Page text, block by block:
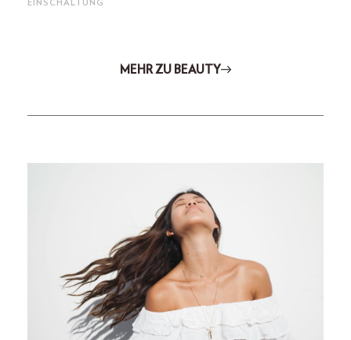
EINSCHALTUNG
MEHR ZU BEAUTY